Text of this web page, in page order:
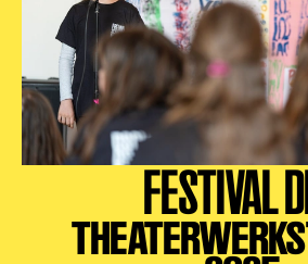
FESTIVAL